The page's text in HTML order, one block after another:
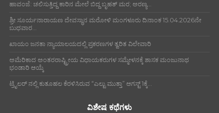
ಹಾವಂಜೆ: ಚಲಿಸುತ್ತಿದ್ದ ಕಾರಿನ ಮೇಲೆ ಬಿದ್ದ ಬೃಹತ್ ಮರ; ಅರಣ್ಯ...
ಶ್ರೀ ಸೂರ್ಯನಾರಾಯಣ ದೇವಸ್ಥಾನ ಮರೋಳಿ ಮಂಗಳೂರು ದಿನಾಂಕ 15.04.2026ನೇ
ಬುಧವಾರ...
ಖಾಯಂ ಜನತಾ ನ್ಯಾಯಾಲಯದಲ್ಲಿ ಪ್ರಕರಣಗಳ ತ್ವರಿತ ವಿಲೇವಾರಿ
ಅಮೆರಿಕಾದ ಅಂತರರಾಷ್ಟ್ರೀಯ ವಿಧಾಯಕರುಗಳ ಸಮ್ಮೇಳನಕ್ಕೆ ಶಾಸಕ ಮಂಜುನಾಥ
ಭಂಡಾರಿ ಆಯ್ಕೆ
ಟ್ರೈಲರ್ ನಲ್ಲಿ ಕುತೂಹಲ ಕೆರಳಿಸಿರುವ “ಎಲ್ಟು ಮುತ್ತಾ” ಆಗಸ್ಟ್ 1ಕ್ಕೆ...
ವಿಶೇಷ ಕಥೆಗಳು